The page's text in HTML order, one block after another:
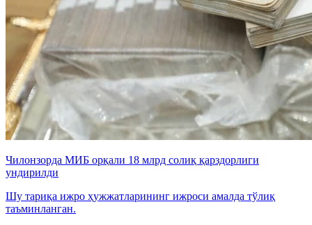
Чилонзорда МИБ орқали 18 млрд солиқ қарздорлиги
ундирилди
Шу тариқа ижро ҳужжатларининг ижроси амалда тўлиқ
таъминланган.